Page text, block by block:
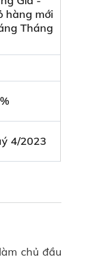
hàng mới
Tháng
4/2023
làm chủ đầu